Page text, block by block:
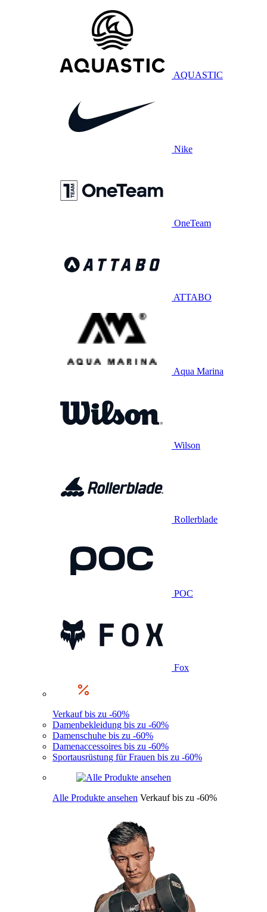
AQUASTIC
Nike
OneTeam
ATTABO
Aqua Marina
Wilson
Rollerblade
POC
Fox
Verkauf bis zu -60%
Damenbekleidung bis zu -60%
Damenschuhe bis zu -60%
Damenaccessoires bis zu -60%
Sportausrüstung für Frauen bis zu -60%
Alle Produkte ansehen Verkauf bis zu -60%